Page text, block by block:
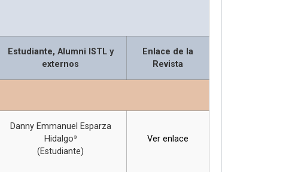
Estudiante, Alumni ISTL y
externos
Enlace de la
Revista
Danny Emmanuel Esparza
Hidalgo³
(Estudiante)
Ver enlace